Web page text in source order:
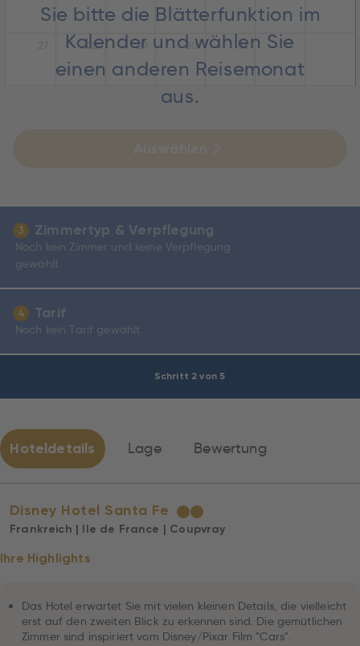
Schritt 2 von 5
Sie bitte die Blätterfunktion im
Kalender und wählen Sie
einen anderen Reisemonat
aus.
28 29 30 31
3 Zimmertyp & Verpflegung
Noch kein Zimmer und keine Verpflegung
gewählt.
4 Tarif
Noch kein Tarif gewählt
Hoteldetails Lage Bewertung
Disney Hotel Santa Fe ★★
Frankreich | Ile de France | Coupvray
Ihre Highlights
Das Hotel erwartet Sie mit vielen kleinen Details, die vielleicht
erst auf den zweiten Blick zu erkennen sind. Die gemütlichen
Zimmer sind inspiriert vom Disney/Pixar Film "Cars".